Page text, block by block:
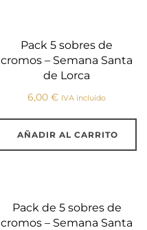
Pack 5 sobres de
cromos – Semana Santa
de Lorca
6,00€ IVA incluido
AÑADIR AL CARRITO
Pack de 5 sobres de
cromos – Semana Santa